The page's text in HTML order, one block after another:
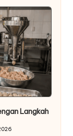
Langkah